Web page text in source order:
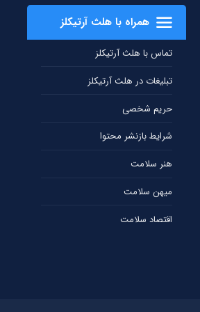
همراه با هلث آرتیکلز
تماس با هلث آرتیکلز
تبلیغات در هلث آرتیکلز
حریم شخصی
شرایط بازنشر محتوا
هنر سلامت
میهن سلامت
اقتصاد سلامت